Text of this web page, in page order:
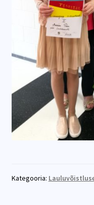
Kategooria: